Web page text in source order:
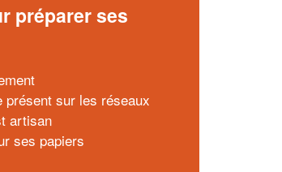
préparer ses
sur les réseaux
artisan
ses papiers